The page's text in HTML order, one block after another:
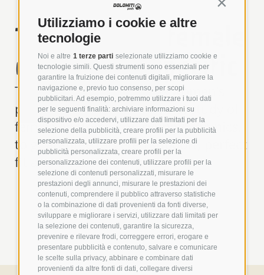
Continua
Utilizziamo i cookie e altre
tecnologie
Noi e altre 1 terze parti selezionate utilizziamo cookie e
tecnologie simili. Questi strumenti sono essenziali per
garantire la fruizione dei contenuti digitali, migliorare la
navigazione e, previo tuo consenso, per scopi
pubblicitari. Ad esempio, potremmo utilizzare i tuoi dati
per le seguenti finalità: archiviare informazioni su
dispositivo e/o accedervi, utilizzare dati limitati per la
selezione della pubblicità, creare profili per la pubblicità
personalizzata, utilizzare profili per la selezione di
pubblicità personalizzata, creare profili per la
personalizzazione dei contenuti, utilizzare profili per la
selezione di contenuti personalizzati, misurare le
prestazioni degli annunci, misurare le prestazioni dei
contenuti, comprendere il pubblico attraverso statistiche
o la combinazione di dati provenienti da fonti diverse,
sviluppare e migliorare i servizi, utilizzare dati limitati per
la selezione dei contenuti, garantire la sicurezza,
prevenire e rilevare frodi, correggere errori, erogare e
presentare pubblicità e contenuto, salvare e comunicare
le scelte sulla privacy, abbinare e combinare dati
provenienti da altre fonti di dati, collegare diversi
The needs of female
cyclists are specific
This is why Dolomiti Pads women’s
pads are born from a careful study of
female anatomy and riding dynamics,
to guarantee targeted support, perfect
fit and freedom of movement.